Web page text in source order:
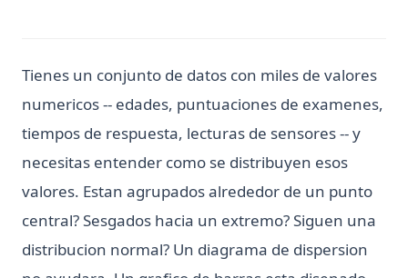
Tienes un conjunto de datos con miles de valores
numericos -- edades, puntuaciones de examenes,
tiempos de respuesta, lecturas de sensores -- y
necesitas entender como se distribuyen esos
valores. Estan agrupados alrededor de un punto
central? Sesgados hacia un extremo? Siguen una
distribucion normal? Un diagrama de dispersion